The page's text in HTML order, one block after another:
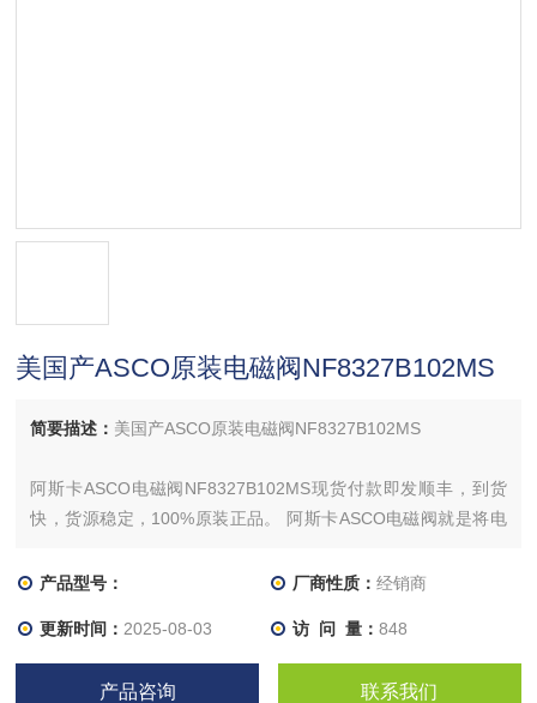
美国产ASCO原装电磁阀NF8327B102MS
简要描述： 美国产ASCO原装电磁阀NF8327B102MS
阿斯卡ASCO电磁阀NF8327B102MS现货付款即发顺丰，到货
快，货源稳定，100%原装正品。 阿斯卡ASCO电磁阀就是将电
阀按照使用的电源来分的话有交流电和直流电两种。交流电电磁
后，由于线圈的感抗作用，其阻抗远远大于电阻。因此，
产品型号： 厂商性质： 经销商
更新时间： 2025-08-03 访 问 量： 848
产品咨询 联系我们